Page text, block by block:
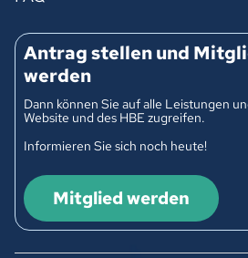
Antrag stellen und
werden
Dann können Sie auf alle Leistungen
Website und des HBE zugreifen.
Informieren Sie sich noch heute!
Mitglied werden